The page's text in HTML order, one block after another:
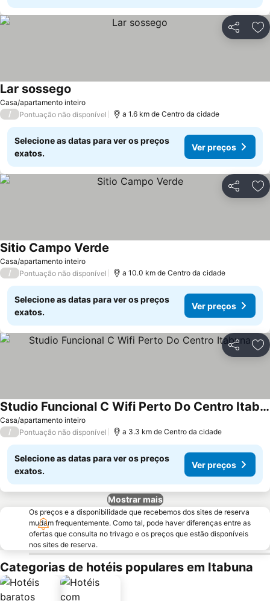
Partilhar
Casa/apartamento inteiro
Lar sossego
/ Pontuação não disponível a 1.6 km de Centro da cidade
Selecione as datas para ver os preços
exatos.
Ver preços
Partilhar
Casa/apartamento inteiro
Sitio Campo Verde
/ Pontuação não disponível a 10.0 km de Centro da cidade
Selecione as datas para ver os preços
exatos.
Ver preços
Partilhar
Casa/apartamento inteiro
Studio Funcional C Wifi Perto Do Centro Itabuna
/ Pontuação não disponível a 3.3 km de Centro da cidade
Selecione as datas para ver os preços
exatos.
Ver preços
Mostrar mais
Os preços e a disponibilidade que recebemos dos sites de reserva
mudam frequentemente. Como tal, pode haver diferenças entre as
ofertas que consulta no trivago e os preços que estão disponíveis
nos sites de reserva.
Categorias de hotéis populares em Itabuna